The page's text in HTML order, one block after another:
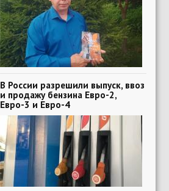
В России разрешили выпуск, ввоз
и продажу бензина Евро-2,
Евро-3 и Евро-4